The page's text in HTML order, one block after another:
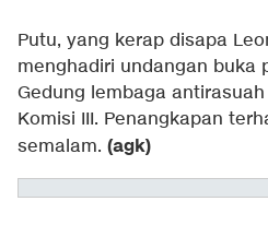
Putu, yang kerap disapa
menghadiri undangan buka
Gedung lembaga
Komisi III. Penangkapan
semalam. (agk)